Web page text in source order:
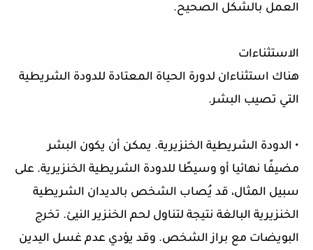
العمل بالشكل الصحيح.
الاستثناءات
هناك استثناءان لدورة الحياة المعتادة للدودة الشريطية
التي تصيب البشر.
• الدودة الشريطية الخنزيرية. يمكن أن يكون البشر
مضيفًا نهائيا أو وسيطًا للدودة الشريطية الخنزيرية. على
سبيل المثال، قد يُصاب الشخص بالديدان الشريطية
الخنزيرية البالغة نتيجة لتناول لحم الخنزير النيئ. تخرج
البويضات مع براز الشخص. وقد يؤدي عدم غسل اليدين